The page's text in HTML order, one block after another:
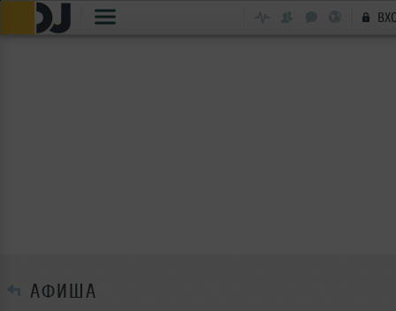
АФИША